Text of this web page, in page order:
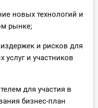
новых технологий и
рынке;
и рисков для
услуг и участников
для участия в
бизнес-план